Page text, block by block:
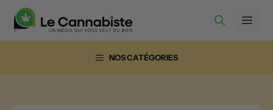
Aller
contenu
NOS CATÉGORIES